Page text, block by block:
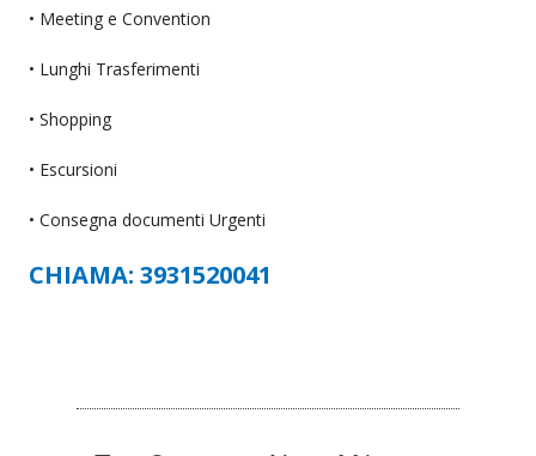
• Meeting e Convention
• Lunghi Trasferimenti
• Shopping
• Escursioni
• Consegna documenti Urgenti
CHIAMA: 3931520041